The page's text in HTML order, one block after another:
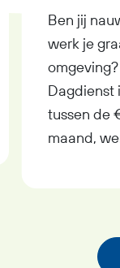
Ben jij
werk je
Dagdienst
tussen de
maand,